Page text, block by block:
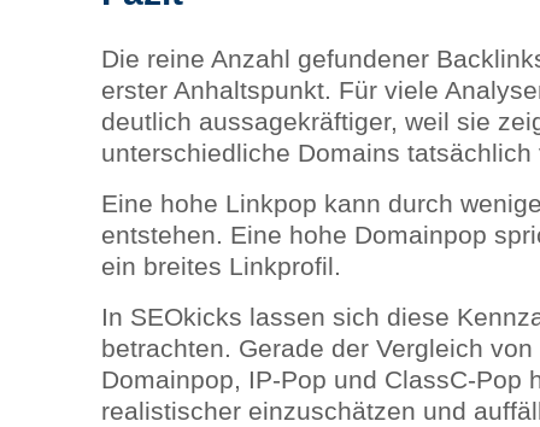
Die reine Anzahl gefundener
erster Anhaltspunkt. Für viele
deutlich aussagekräftiger, weil sie
unterschiedliche Domains tatsächlich
Eine hohe Linkpop kann durch
entstehen. Eine hohe Domainpop
ein breites Linkprofil.
In SEOkicks lassen sich diese
betrachten. Gerade der Vergleich
Domainpop, IP-Pop und ClassC-Pop
realistischer einzuschätzen und